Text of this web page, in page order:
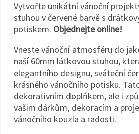
Vytvořte unikátní vánoční
stuhou v červené barvě s
potiskem. Objednejte online!
Vneste vánoční atmosféru do
naší 60mm látkovou stuhou,
elegantního designu, sváteční
krásného vánočního potisku.
dekorativním doplňkem, ale i
vašim dárkům, dekoracím a
vánočního kouzla a radosti.